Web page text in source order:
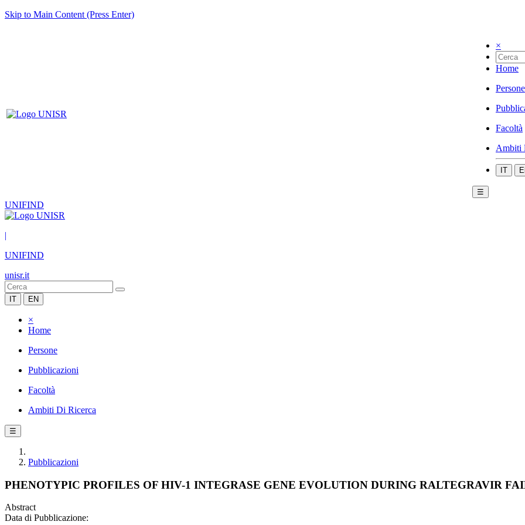
Skip to Main Content (Press Enter)
×
Home
Persone
Facoltà
Ambiti
IT
☰
UNIFIND
|
UNIFIND
unisr.it
IT EN
×
Home
Persone
Pubblicazioni
Facoltà
Ambiti Di Ricerca
☰
Pubblicazioni
PHENOTYPIC PROFILES OF HIV-1 INTEGRASE GENE EVOLUTION DURING RALTEGRAVIR
Abstract
Data di Pubblicazione: